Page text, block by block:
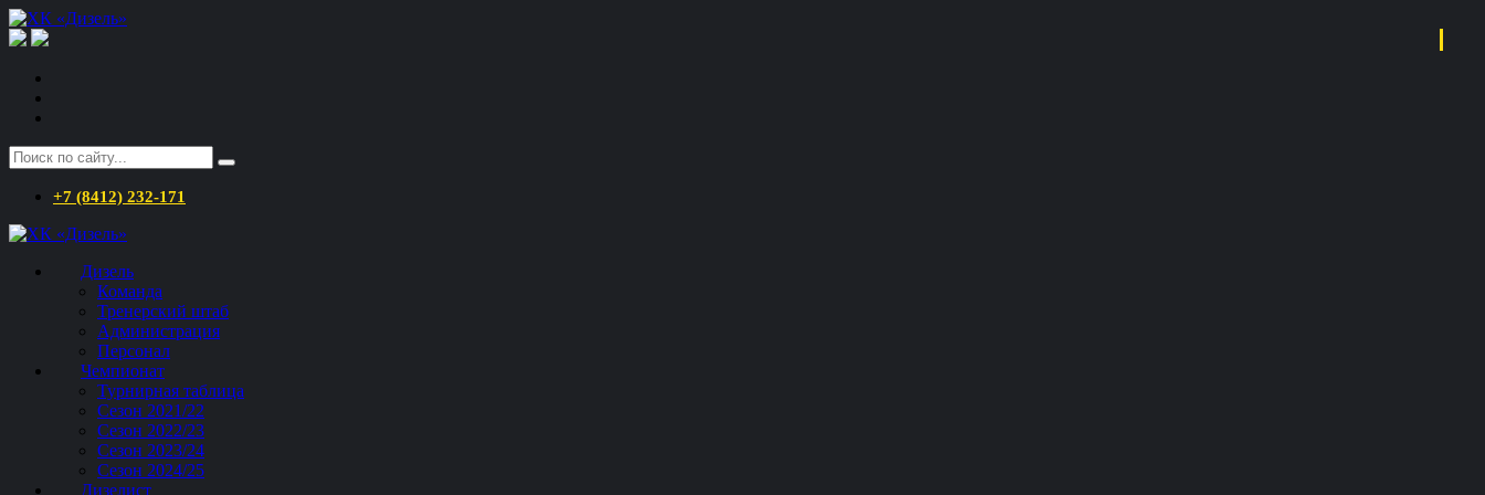
+7 (8412) 232-171
Дизель
Команда
Тренерский штаб
Администрация
Персонал
Чемпионат
Турнирная таблица
Сезон 2021/22
Сезон 2022/23
Сезон 2023/24
Сезон 2024/25
Дизелист